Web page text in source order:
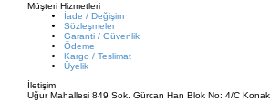
Müşteri Hizmetleri
İade / Değişim
Sözleşmeler
Garanti / Güvenlik
Ödeme
Kargo / Teslimat
Üyelik
İletişim
Uğur Mahallesi 849 Sok. Gürcan Han Blok No: 4/C